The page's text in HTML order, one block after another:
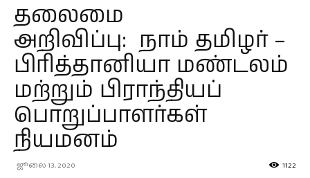
தலைமை
அறிவிப்பு: நாம் தமிழர் –
பிரித்தானியா மண்டலம்
மற்றும் பிராந்தியப்
பொறுப்பாளர்கள்
நியமனம்
ஜூலை 13, 2020 1122